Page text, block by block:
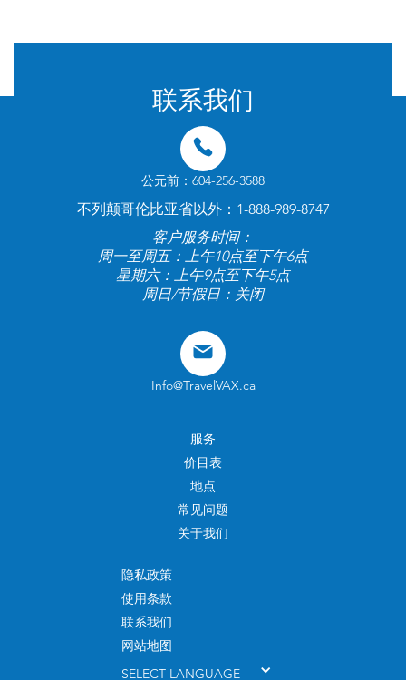
联系我们
公元前：604-256-3588
不列颠哥伦比亚省以外：1-888-989-8747
客户服务时间：
周一至周五：上午10点至下午6点
星期六：上午9点至下午5点
周日/节假日：关闭
Info@TravelVAX.ca
服务
价目表
地点
常见问题
关于我们
隐私政策
使用条款
联系我们
网站地图
SELECT LANGUAGE